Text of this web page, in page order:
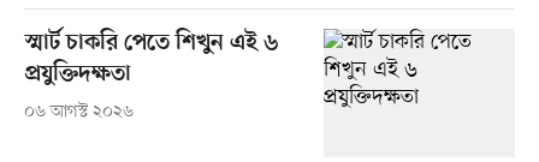
স্মার্ট চাকরি পেতে শিখুন এই ৬
প্রযুক্তিদক্ষতা
০৬ আগস্ট ২০২৬